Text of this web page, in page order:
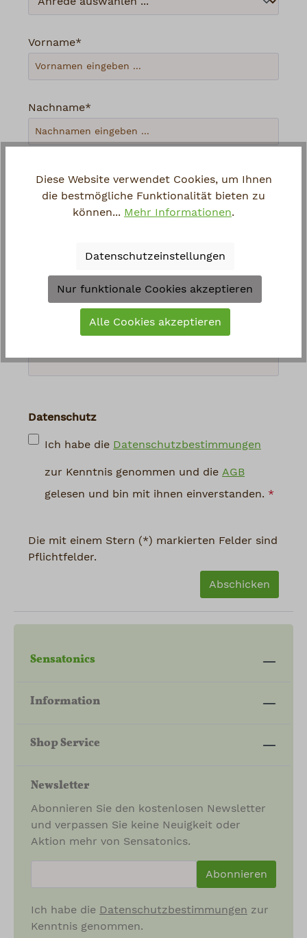
Vorname*
Nachname*
Loading...
Um weiterzugehen, geben Sie die oben
abgebildeten Zeichen ein*
Datenschutz
Ich habe die Datenschutzbestimmungen
zur Kenntnis genommen und die AGB
gelesen und bin mit ihnen einverstanden. *
Die mit einem Stern (*) markierten Felder sind
Pflichtfelder.
Abschicken
Sensatonics
Information
Shop Service
Newsletter
Abonnieren Sie den kostenlosen Newsletter
und verpassen Sie keine Neuigkeit oder
Aktion mehr von Sensatonics.
Abonnieren
Ich habe die Datenschutzbestimmungen zur
Kenntnis genommen.
Diese Website verwendet Cookies, um Ihnen
die bestmögliche Funktionalität bieten zu
können... Mehr Informationen.
Datenschutzeinstellungen
Nur funktionale Cookies akzeptieren
Alle Cookies akzeptieren